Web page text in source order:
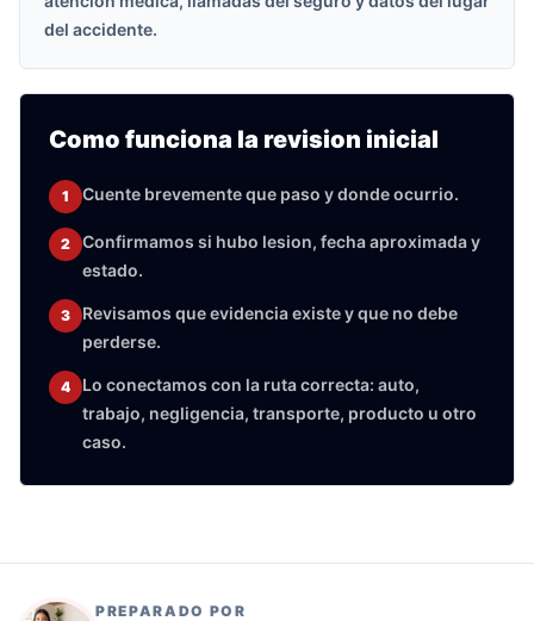
del accidente.
Como funciona la revision inicial
1 Cuente brevemente que paso y donde ocurrio.
2
Confirmamos si hubo lesion, fecha aproximada y
estado.
3
Revisamos que evidencia existe y que no debe
perderse.
4
Lo conectamos con la ruta correcta: auto,
trabajo, negligencia, transporte, producto u otro
caso.
PREPARADO POR